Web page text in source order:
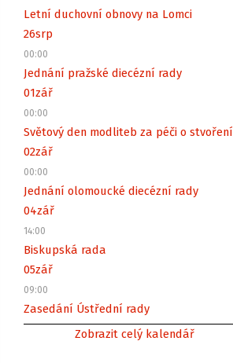
Letní duchovní obnovy na Lomci
26srp
00:00
Jednání pražské diecézní rady
01zář
00:00
Světový den modliteb za péči o stvoření
02zář
00:00
Jednání olomoucké diecézní rady
04zář
14:00
Biskupská rada
05zář
09:00
Zasedání Ústřední rady
Zobrazit celý kalendář